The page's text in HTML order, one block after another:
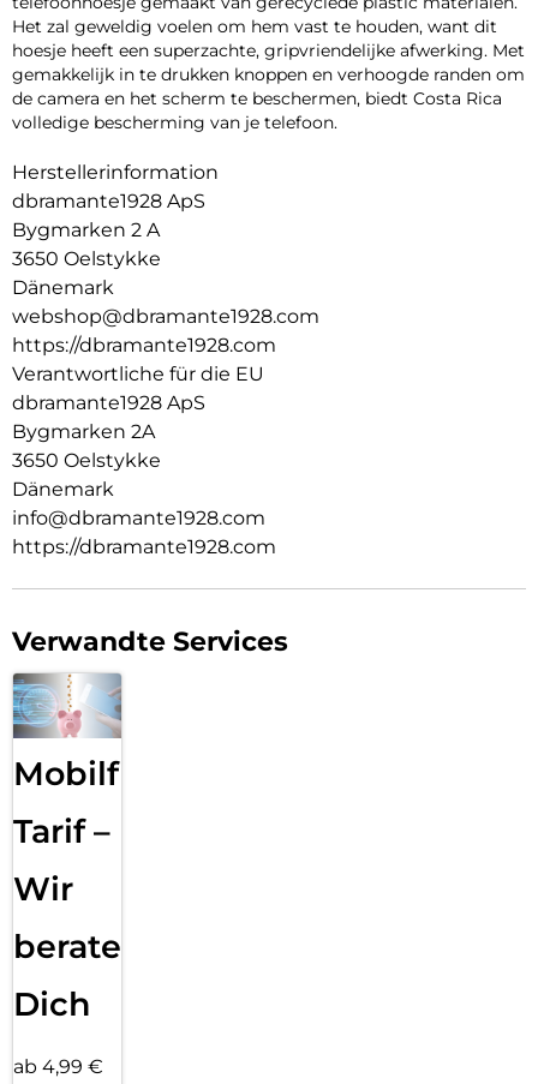
Het zal geweldig voelen om hem vast te houden, want dit
hoesje heeft een superzachte, gripvriendelijke afwerking. Met
gemakkelijk in te drukken knoppen en verhoogde randen om
de camera en het scherm te beschermen, biedt Costa Rica
volledige bescherming van je telefoon.
Herstellerinformation
dbramante1928 ApS
Bygmarken 2 A
3650 Oelstykke
Dänemark
webshop@dbramante1928.com
https://dbramante1928.com
Verantwortliche für die EU
dbramante1928 ApS
Bygmarken 2A
3650 Oelstykke
Dänemark
info@dbramante1928.com
https://dbramante1928.com
Verwandte Services
Mobilfunk
Tarif –
Wir
beraten
Dich
ab 4,99 €